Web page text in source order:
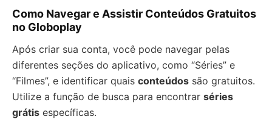
Como Navegar e Assistir Conteúdos Gratuitos
no Globoplay
Após criar sua conta, você pode navegar pelas
diferentes seções do aplicativo, como “Séries” e
“Filmes”, e identificar quais conteúdos são gratuitos.
Utilize a função de busca para encontrar séries
grátis específicas.